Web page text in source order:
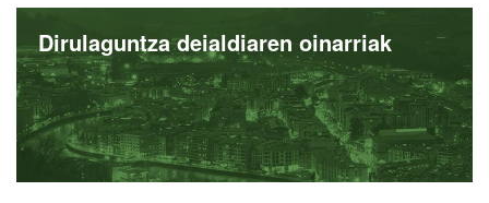
Dirulaguntza deialdiaren oinarriak